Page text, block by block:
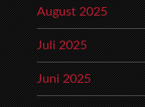
August 2025
Juli 2025
Juni 2025